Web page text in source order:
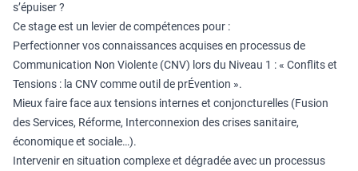
s’épuiser ?
Ce stage est un levier de compétences pour :
Perfectionner vos connaissances acquises en processus de
Communication Non Violente (CNV) lors du Niveau 1 : « Conflits et
Tensions : la CNV comme outil de prÉvention ».
Mieux faire face aux tensions internes et conjoncturelles (Fusion
des Services, Réforme, Interconnexion des crises sanitaire,
économique et sociale…).
Intervenir en situation complexe et dégradée avec un processus